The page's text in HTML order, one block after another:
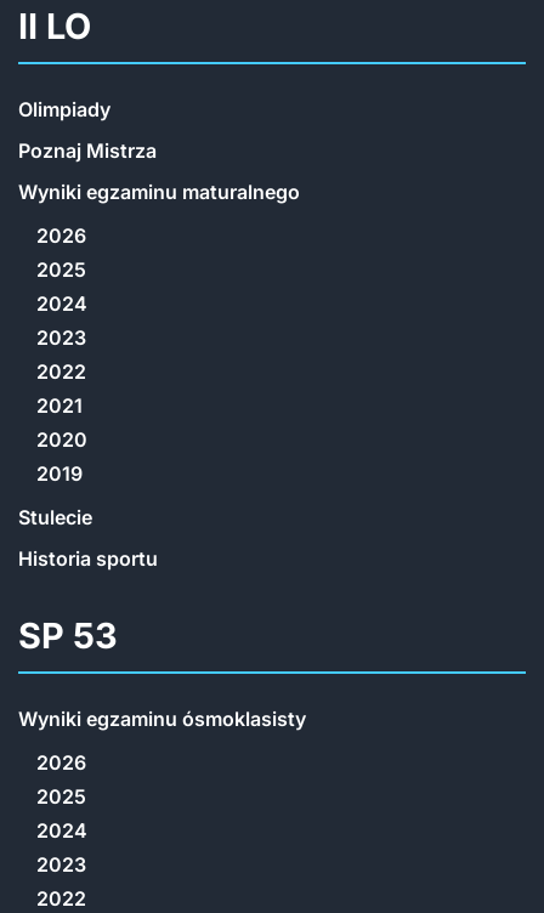
II LO
Olimpiady
Poznaj Mistrza
Wyniki egzaminu maturalnego
2026
2025
2024
2023
2022
2021
2020
2019
Stulecie
Historia sportu
SP 53
Wyniki egzaminu ósmoklasisty
2026
2025
2024
2023
2022